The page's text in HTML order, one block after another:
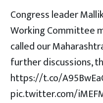
Congress leader
Working Committee
called our
further discussions,
https://t.co/
pic.twitter.com/